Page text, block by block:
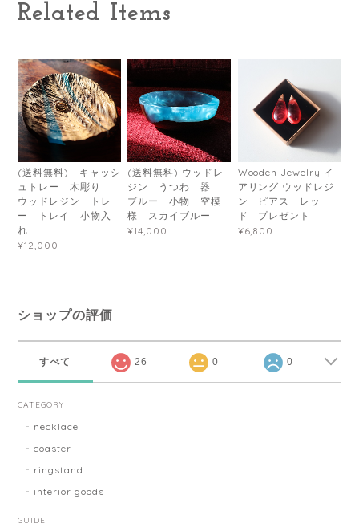
Related Items
(送料無料) キャッシ
ュトレー 木彫り
ウッドレジン トレ
ー トレイ 小物入
れ
¥12,000
(送料無料) ウッドレ
ジン うつわ 器
ブルー 小物 空模
様 スカイブルー
¥14,000
Wooden Jewelry イ
アリング ウッドレジ
ン ピアス レッ
ド プレゼント
¥6,800
ショップの評価
すべて 26 0 0
CATEGORY
necklace
coaster
ringstand
interior goods
GUIDE